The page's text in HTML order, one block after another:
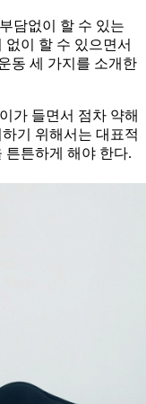
담없이 할 수 있는
이 할 수 있으면서
동 세 가지를 소개한
가 들면서 점차 약해
기 위해서는 대표적
튼튼하게 해야 한다.